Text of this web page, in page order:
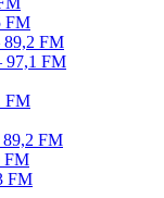
FM
FM
97,1 FM
FM
89,2 FM
FM
FM